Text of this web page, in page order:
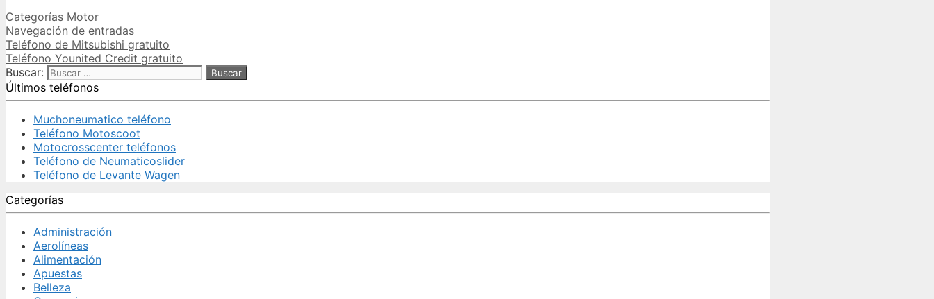
Categorías Motor
Navegación de entradas
Teléfono de Mitsubishi gratuito
Teléfono Younited Credit gratuito
Buscar:
Últimos teléfonos
Muchoneumatico teléfono
Teléfono Motoscoot
Motocrosscenter teléfonos
Teléfono de Neumaticoslider
Teléfono de Levante Wagen
Categorías
Administración
Aerolíneas
Alimentación
Apuestas
Belleza